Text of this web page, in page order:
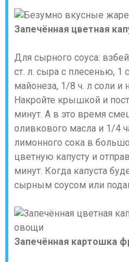
Запечённая цветная
Для сырного соуса:
ст. л. сыра с плесенью, 1
майонеза, 1/8 ч. л соли и
Накройте крышкой и
минут. А в это время
оливкового масла и 1/4
лимонного сока в
цветную капусту и
минут. Когда капуста
сырным соусом или
Запечённая картошка